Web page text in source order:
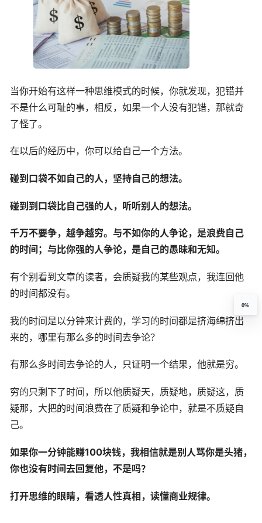
当你开始有这样一种思维模式的时候，你就发现，犯错并
不是什么可耻的事，相反，如果一个人没有犯错，那就奇
了怪了。
在以后的经历中，你可以给自己一个方法。
碰到口袋不如自己的人，坚持自己的想法。
碰到到口袋比自己强的人，听听别人的想法。
千万不要争，越争越穷。与不如你的人争论，是浪费自己
的时间；与比你强的人争论，是自己的愚昧和无知。
有个别看到文章的读者，会质疑我的某些观点，我连回他
的时间都没有。
我的时间是以分钟来计费的，学习的时间都是挤海绵挤出
来的，哪里有那么多的时间去争论？
有那么多时间去争论的人，只证明一个结果，他就是穷。
穷的只剩下了时间，所以他质疑天，质疑地，质疑这，质
疑那，大把的时间浪费在了质疑和争论中，就是不质疑自
己。
如果你一分钟能赚100块钱，我相信就是别人骂你是头猪，
你也没有时间去回复他，不是吗？
打开思维的眼睛，看透人性真相，读懂商业规律。
0%